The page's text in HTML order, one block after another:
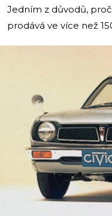
Jedním z důvodů,
prodává ve více než